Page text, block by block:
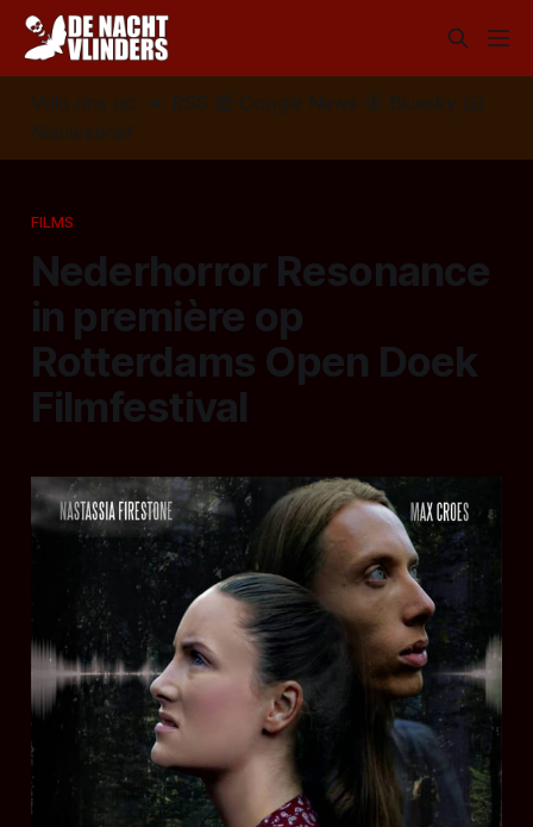
Volg ons op: 📣 RSS 📰 Google News 🦋 Bluesky
✉️
Nieuwsbrief
FILMS
Nederhorror Resonance
in première op
Rotterdams Open Doek
Filmfestival